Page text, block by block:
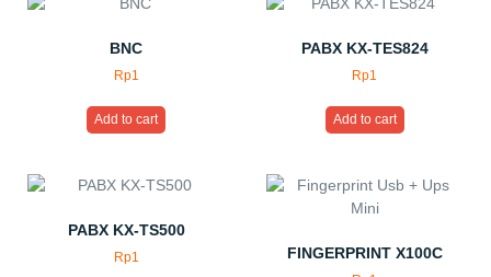
BNC
Rp1
Add to cart
PABX KX-TES824
Rp1
Add to cart
PABX KX-TS500
Rp1 FINGERPRINT X100C